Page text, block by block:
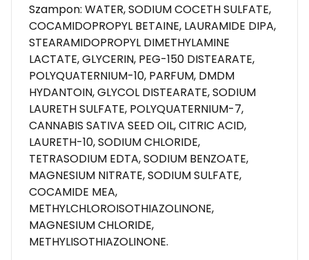
Szampon: WATER, SODIUM COCETH SULFATE,
COCAMIDOPROPYL BETAINE, LAURAMIDE DIPA,
STEARAMIDOPROPYL DIMETHYLAMINE
LACTATE, GLYCERIN, PEG-150 DISTEARATE,
POLYQUATERNIUM-10, PARFUM, DMDM
HYDANTOIN, GLYCOL DISTEARATE, SODIUM
LAURETH SULFATE, POLYQUATERNIUM-7,
CANNABIS SATIVA SEED OIL, CITRIC ACID,
LAURETH-10, SODIUM CHLORIDE,
TETRASODIUM EDTA, SODIUM BENZOATE,
MAGNESIUM NITRATE, SODIUM SULFATE,
COCAMIDE MEA,
METHYLCHLOROISOTHIAZOLINONE,
MAGNESIUM CHLORIDE,
METHYLISOTHIAZOLINONE.